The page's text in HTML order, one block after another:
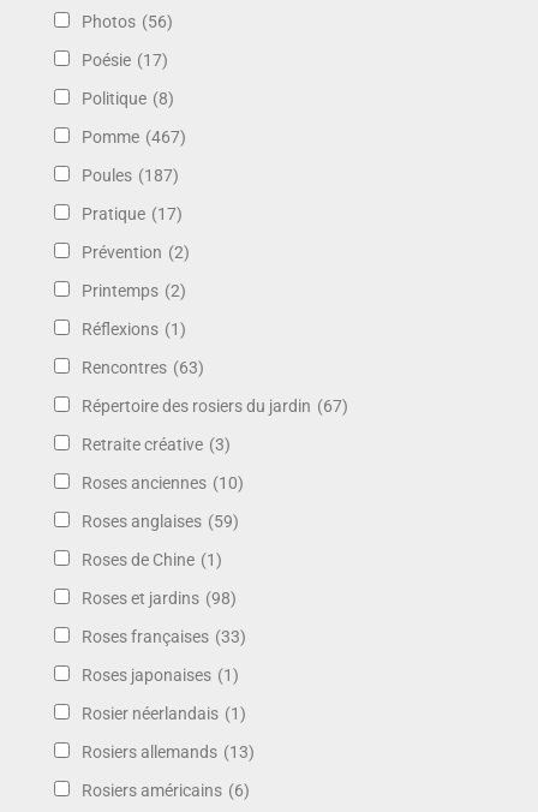
Photos (56)
Poésie (17)
Politique (8)
Pomme (467)
Poules (187)
Pratique (17)
Prévention (2)
Printemps (2)
Réflexions (1)
Rencontres (63)
Répertoire des rosiers du jardin (67)
Retraite créative (3)
Roses anciennes (10)
Roses anglaises (59)
Roses de Chine (1)
Roses et jardins (98)
Roses françaises (33)
Roses japonaises (1)
Rosier néerlandais (1)
Rosiers allemands (13)
Rosiers américains (6)